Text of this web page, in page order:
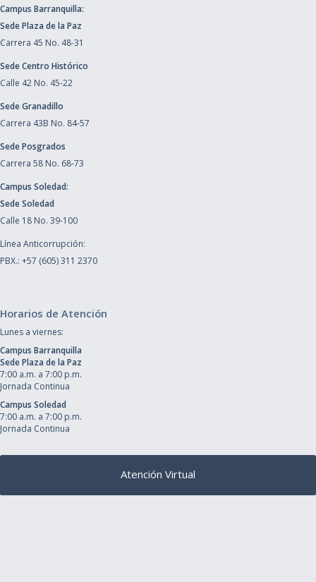
Campus Barranquilla:
Sede Plaza de la Paz
Carrera 45 No. 48-31
Sede Centro Histórico
Calle 42 No. 45-22
Sede Granadillo
Carrera 43B No. 84-57
Sede Posgrados
Carrera 58 No. 68-73
Campus Soledad:
Sede Soledad
Calle 18 No. 39-100
Línea Anticorrupción:
PBX.: +57 (605) 311 2370
Horarios de Atención
Lunes a viernes:
Campus Barranquilla
Sede Plaza de la Paz
7:00 a.m. a 7:00 p.m.
Jornada Continua
Campus Soledad
7:00 a.m. a 7:00 p.m.
Jornada Continua
Atención Virtual